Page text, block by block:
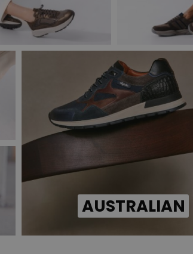
AUSTRALIAN